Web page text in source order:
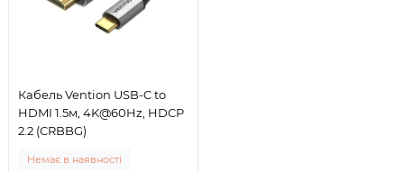
Кабель Vention USB-C to
HDMI 1.5м, 4K@60Hz, HDCP
2.2 (CRBBG)
Немає в наявності